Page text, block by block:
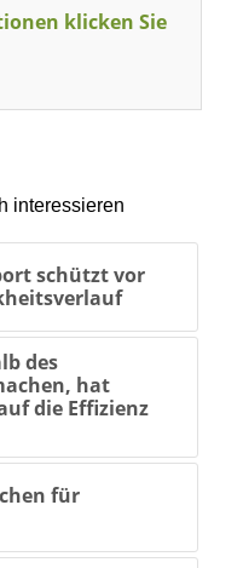
klicken Sie
interessieren
schützt vor
des
hat
die Effizienz
für